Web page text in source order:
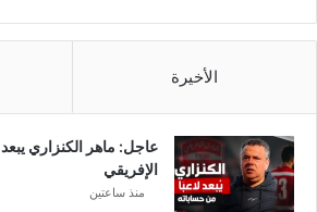
الأخيرة
عاجل: ماهر الكنزاري
الإفريقي
منذ ساعتين